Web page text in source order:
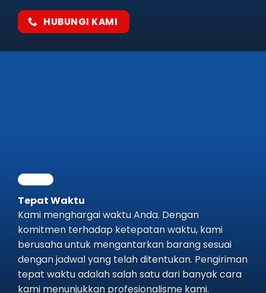
HUBUNGI KAMI
Tepat Waktu
Kami menghargai waktu Anda. Dengan
komitmen terhadap ketepatan waktu, kami
berusaha untuk mengantarkan barang sesuai
dengan jadwal yang telah ditentukan. Pengiriman
tepat waktu adalah salah satu dari banyak cara
kami menunjukkan profesionalisme kami.